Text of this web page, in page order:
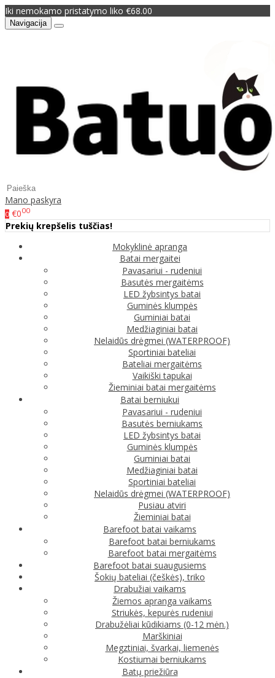
Iki nemokamo pristatymo liko €68.00
Navigacija
Mano paskyra
0 €000
Prekių krepšelis tuščias!
Mokyklinė apranga
Batai mergaitei
Pavasariui - rudeniui
Basutės mergaitėms
LED žybsintys batai
Guminės klumpės
Guminiai batai
Medžiaginiai batai
Nelaidūs drėgmei (WATERPROOF)
Sportiniai bateliai
Bateliai mergaitėms
Vaikiški tapukai
Žieminiai batai mergaitėms
Batai berniukui
Pavasariui - rudeniui
Basutės berniukams
LED žybsintys batai
Guminės klumpės
Guminiai batai
Medžiaginiai batai
Sportiniai bateliai
Nelaidūs drėgmei (WATERPROOF)
Pusiau atviri
Žieminiai batai
Barefoot batai vaikams
Barefoot batai berniukams
Barefoot batai mergaitėms
Barefoot batai suaugusiems
Šokių bateliai (češkės), triko
Drabužiai vaikams
Žiemos apranga vaikams
Striukės, kepurės rudeniui
Drabužėliai kūdikiams (0-12 mėn.)
Marškiniai
Megztiniai, švarkai, liemenės
Kostiumai berniukams
Batų priežiūra